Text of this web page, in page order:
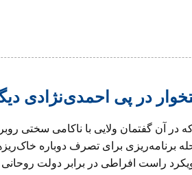
در پی‌ احمدی‌نژادی
انتخابات ۲۴ خرداد که در آن گفتمان ولایی با
برای تصرف دوباره
راست افراطی در برابر دولت